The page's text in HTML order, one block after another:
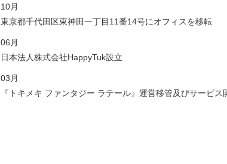
10月
東京都千代田区東神田一丁目11番14号にオフィスを移転
06月
日本法人株式会社HappyTuk設立
03月
『トキメキ ファンタジー ラテール』運営移管及びサービス